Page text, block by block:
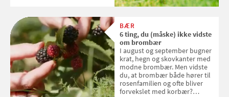
BÆR
6 ting, du (måske) ikke vidste
om brombær
I august og september bugner
krat, hegn og skovkanter med
modne brombær. Men vidste
du, at brombær både hører til
rosenfamilien og ofte bliver
forvekslet med korbær?